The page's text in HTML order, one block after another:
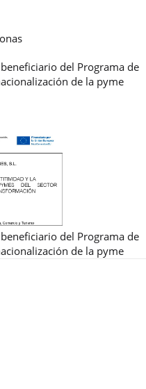
del Programa de
de la pyme
del Programa de
de la pyme